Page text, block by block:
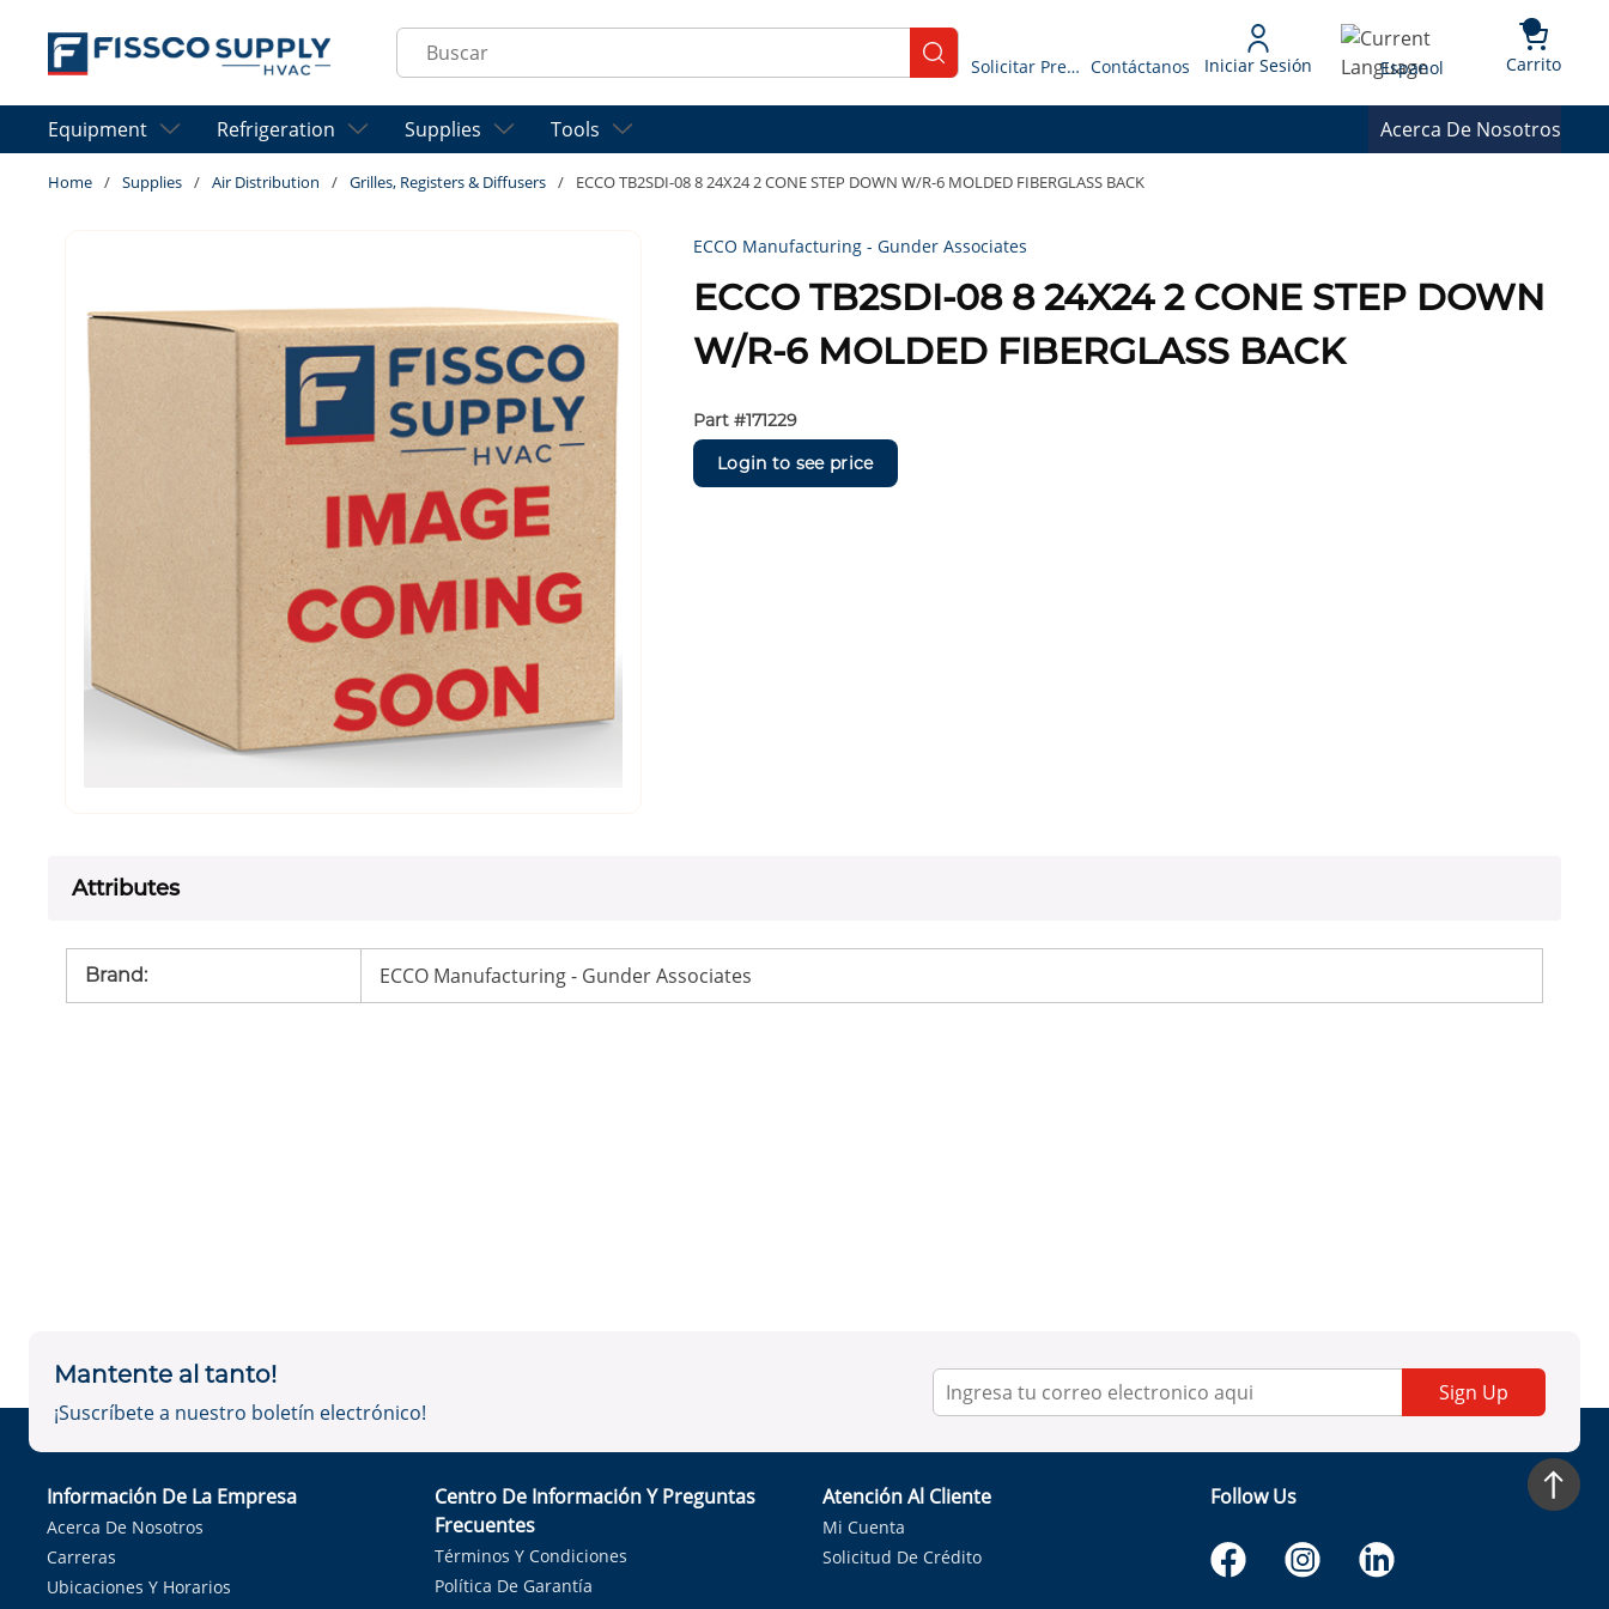
Skip to main content
Site Search
submit search
Solicitar Presupuesto Contáctanos Iniciar Sesión Language
Espanol Carrito{0}
Equipment Refrigeration Supplies Tools Acerca De Nosotros
Home / Supplies / Air Distribution / Grilles, Registers & Diffusers / ECCO TB2SDI-08 8 24X24 2 CONE STEP DOWN W/R-6 MOLDED FIBERGLASS BACK
ECCO Manufacturing - Gunder Associates
ECCO TB2SDI-08 8 24X24 2 CONE STEP DOWN
W/R-6 MOLDED FIBERGLASS BACK
Part #171229
Login to see price
Attributes
Brand: ECCO Manufacturing - Gunder Associates
Mantente al tanto!
¡Suscríbete a nuestro boletín electrónico!
Sign Up
Información De La Empresa
Acerca De Nosotros
Carreras
Ubicaciones Y Horarios
Centro De Información Y Preguntas
Frecuentes
Términos Y Condiciones
Política De Garantía
Atención Al Cliente
Mi Cuenta
Solicitud De Crédito
Follow Us